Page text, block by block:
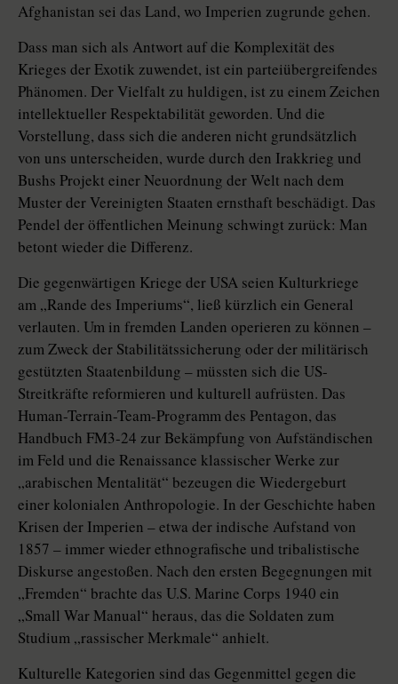
Afghanistan sei das Land, wo Imperien zugrunde gehen.
Dass man sich als Antwort auf die Komplexität des
Krieges der Exotik zuwendet, ist ein parteiübergreifendes
Phänomen. Der Vielfalt zu huldigen, ist zu einem Zeichen
intellektueller Respektabilität geworden. Und die
Vorstellung, dass sich die anderen nicht grundsätzlich
von uns unterscheiden, wurde durch den Irakkrieg und
Bushs Projekt einer Neuordnung der Welt nach dem
Muster der Vereinigten Staaten ernsthaft beschädigt. Das
Pendel der öffentlichen Meinung schwingt zurück: Man
betont wieder die Differenz.
Die gegenwärtigen Kriege der USA seien Kulturkriege
am „Rande des Imperiums“, ließ kürzlich ein General
verlauten. Um in fremden Landen operieren zu können –
zum Zweck der Stabilitätssicherung oder der militärisch
gestützten Staatenbildung – müssten sich die US-
Streitkräfte reformieren und kulturell aufrüsten. Das
Human-Terrain-Team-Programm des Pentagon, das
Handbuch FM3-24 zur Bekämpfung von Aufständischen
im Feld und die Renaissance klassischer Werke zur
„arabischen Mentalität“ bezeugen die Wiedergeburt
einer kolonialen Anthropologie. In der Geschichte haben
Krisen der Imperien – etwa der indische Aufstand von
1857 – immer wieder ethnografische und tribalistische
Diskurse angestoßen. Nach den ersten Begegnungen mit
„Fremden“ brachte das U.S. Marine Corps 1940 ein
„Small War Manual“ heraus, das die Soldaten zum
Studium „rassischer Merkmale“ anhielt.
Kulturelle Kategorien sind das Gegenmittel gegen die